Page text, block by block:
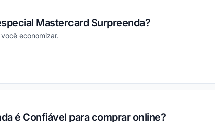
Mastercard Surpreenda?
economizar.
é Confiável para comprar online?